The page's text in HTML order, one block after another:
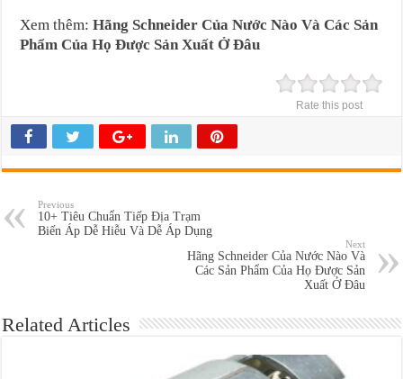
Xem thêm:Hãng Schneider Của Nước Nào Và Các Sản
Phẩm Của Họ Được Sản Xuất Ở Đâu
Rate this post
Previous
10+ Tiêu Chuẩn Tiếp Địa Trạm
Biến Áp Dễ Hiễu Và Dễ Áp Dụng
Next
Hãng Schneider Của Nước Nào Và
Các Sản Phẩm Của Họ Được Sản
Xuất Ở Đâu
Related Articles